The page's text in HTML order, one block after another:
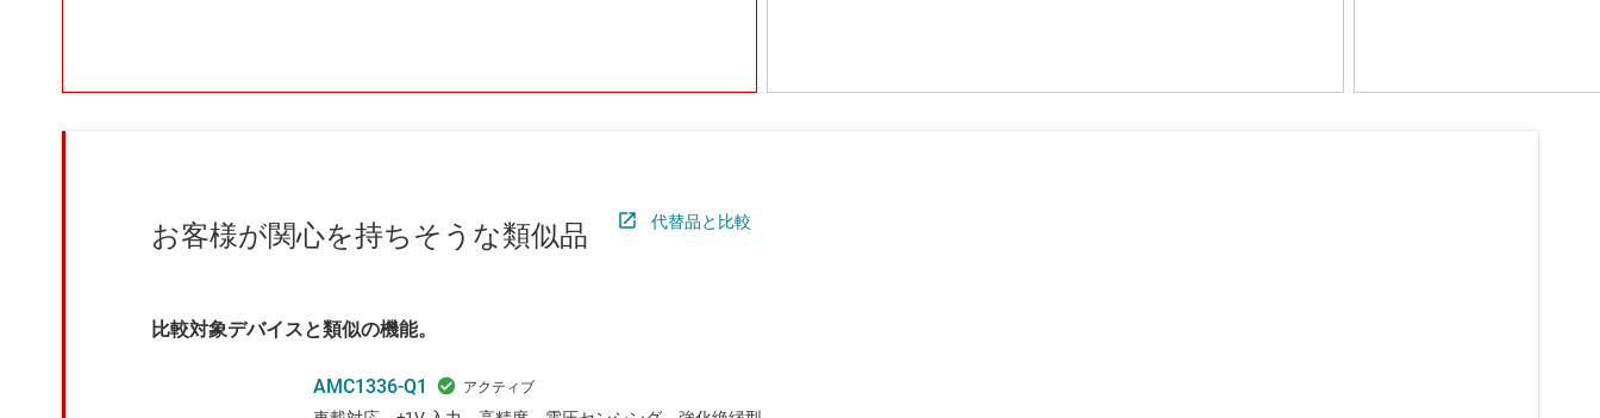
お客様が関心を持ちそうな類似品 代替品と比較
比較対象デバイスと類似の機能。
AMC1336-Q1